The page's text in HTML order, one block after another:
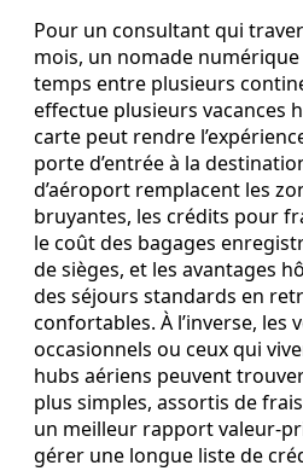
Pour un consultant qui
mois, un nomade
temps entre plusieurs
effectue plusieurs vacances
carte peut rendre
porte d’entrée à la
d’aéroport remplacent les
bruyantes, les crédits pour
le coût des bagages
de sièges, et les avantages
des séjours standards en
confortables. À l’inverse, les
occasionnels ou ceux qui
hubs aériens peuvent
plus simples, assortis de
un meilleur rapport
gérer une longue liste de